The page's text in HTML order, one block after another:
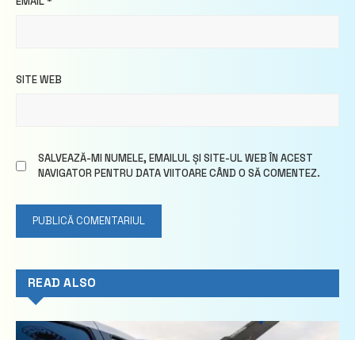
SITE WEB
SALVEAZĂ-MI NUMELE, EMAILUL ȘI SITE-UL WEB ÎN ACEST
NAVIGATOR PENTRU DATA VIITOARE CÂND O SĂ COMENTEZ.
READ ALSO